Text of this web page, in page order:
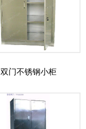
双门不锈钢小柜